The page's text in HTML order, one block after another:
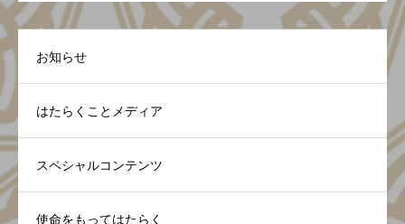
お知らせ
はたらくことメディア
スペシャルコンテンツ
使命をもってはたらく